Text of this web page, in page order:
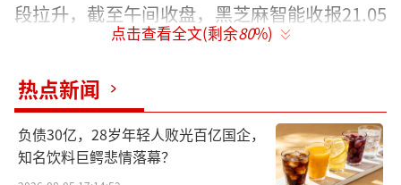
段拉升，截至午间收盘，黑芝麻智能收报21.05
港元/股，仍较发行价下跌24.82%，总市值约1
黑芝麻将自已定位为“车规级计算SoC及
基于SoC的智能汽车解决方案供应商”，据招
股书显示，2016年7月成立至今已先后完成10
点击查看全文(剩余80%)
热点新闻
负债30亿，28岁年轻人败光百亿国企，
知名饮料巨鳄悲情落幕？